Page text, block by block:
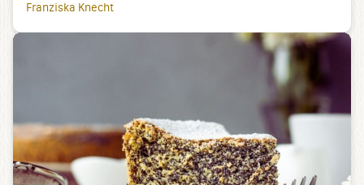
Franziska Knecht